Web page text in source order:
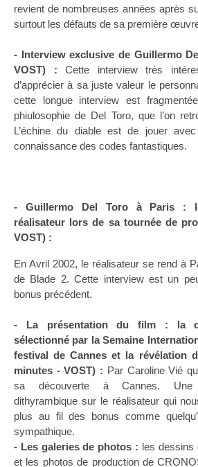
revient de nombreuses années après
surtout les défauts de sa première
- Interview exclusive de Guillermo
VOST) :Cette interview très
d’apprécier à sa juste valeur le
cette longue interview est
phiulosophie de Del Toro, que l’on
L’échine du diable est de jouer
connaissance des codes fantastiques.
- Guillermo Del Toro à Paris :
réalisateur lors de sa tournée de
VOST) :
En Avril 2002, le réalisateur se rend à
de Blade 2. Cette interview est un
bonus précédent.
- La présentation du film : la
sélectionné par la Semaine
festival de Cannes et la révélation
minutes - VOST) : Par Caroline Vié
sa découverte à Cannes. Une
dithyrambique sur le réalisateur qui
plus au fil des bonus comme
sympathique.
- Les galeries de photos : les dessins
et les photos de production de